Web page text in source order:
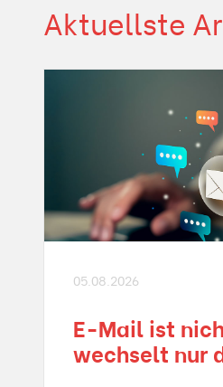
Aktuellste
05.08.2026
E-Mail ist
wechselt nur